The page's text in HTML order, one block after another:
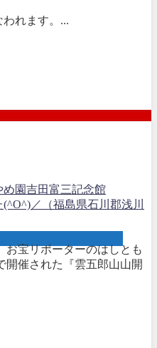
れます。...
園吉田富三記念館
／（福島県石川郡浅川
宝リポーターのはしとも
開催された『雲五郎山山開